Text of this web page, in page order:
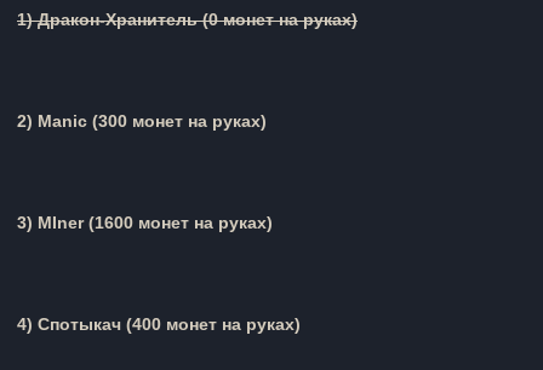
1)Дракон-Хранитель(0 монет на руках)
2) Manic (300 монет на руках)
3) MIner(1600 монет на руках)
4) Спотыкач (400 монет на руках)